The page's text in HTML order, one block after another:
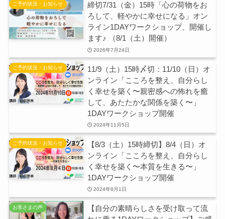
ご予約状況・お知らせ
締切7/31（金）15時「心の荷物をお
ろして、軽やかに幸せになる」オン
ライン1DAYワークショップ、開催し
ます♪ （8/1（土）開催）
2026年7月24日
ご予約状況・お知らせ
11/9（土）15時〆切：11/10（日）オ
ンライン「こころを整え、自分らし
く幸せを築く〜親密感への怖れを癒
して、あたたかな関係を築く〜」
1DAYワークショップ開催
2024年11月5日
ご予約状況・お知らせ
【8/3（土）15時締切】8/4（日）オ
ンライン「こころを整え、自分らし
く幸せを築く〜本質を生きる〜」
1DAYワークショップ開催
2024年8月1日
お客さまの声
【自分の素晴らしさを受け取って流